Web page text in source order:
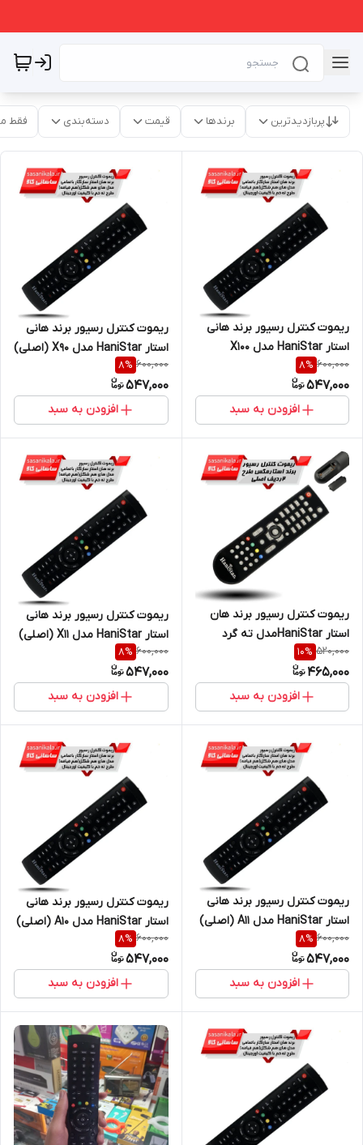
پربازدیدترین برندها قیمت دسته‌بندی فقط
ریموت کنترل رسیور برند هانی
استار HaniStar مدل X100
(اصلی)
600,000
8%
547,000
افزودن به سبد
ریموت کنترل رسیور برند هانی
استار HaniStar مدل X90 (اصلی)
600,000
8%
547,000
افزودن به سبد
ریموت کنترل رسیور برند هان
استار HaniStarمدل ته گرد
اورجینال
520,000
10%
465,000
افزودن به سبد
ریموت کنترل رسیور برند هانی
استار HaniStar مدل X11 (اصلی)
600,000
8%
547,000
افزودن به سبد
ریموت کنترل رسیور برند هانی
استار HaniStar مدل A11 (اصلی)
600,000
8%
547,000
افزودن به سبد
ریموت کنترل رسیور برند هانی
استار HaniStar مدل A10 (اصلی)
600,000
8%
547,000
افزودن به سبد